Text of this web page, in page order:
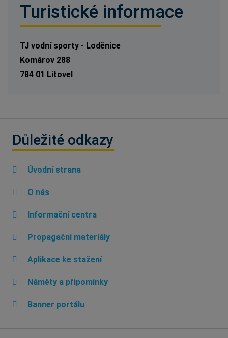
Turistické informace
TJ vodní sporty - Loděnice
Komárov 288
784 01 Litovel
Důležité odkazy
Úvodní strana
O nás
Informační centra
Propagační materiály
Aplikace ke stažení
Náměty a připomínky
Banner portálu